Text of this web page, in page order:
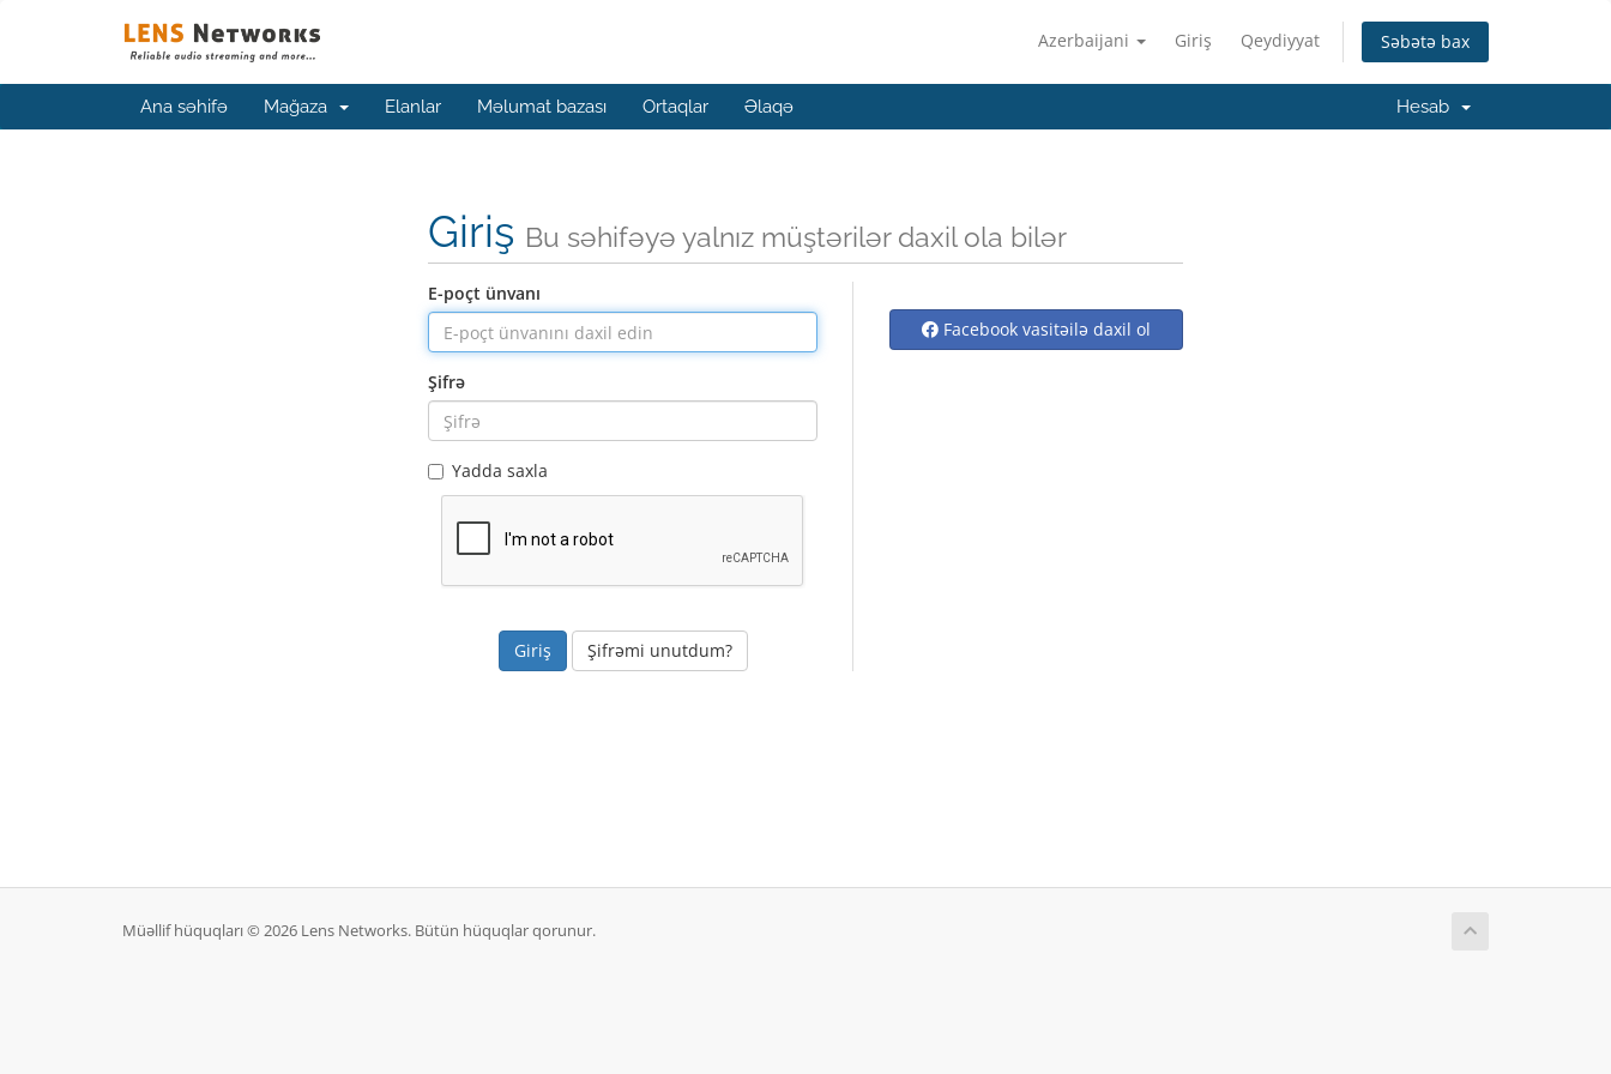
Azerbaijani Giriş Qeydiyyat Səbətə bax
Ana səhifə Mağaza Elanlar Məlumat bazası Ortaqlar Əlaqə Hesab
Giriş Bu səhifəyə yalnız müştərilər daxil ola bilər
E-poçt ünvanı
Şifrə
Yadda saxla
Şifrəmi unutdum?
Facebook vasitəilə daxil ol
Müəllif hüquqları © 2026 Lens Networks. Bütün hüquqlar qorunur.